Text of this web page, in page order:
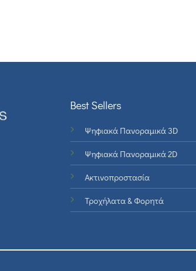
Best Sellers
Ψηφιακά Πανοραμικά 3D
Ψηφιακά Πανοραμικά 2D
Ακτινοπροστασία
Τροχήλατα & Φορητά